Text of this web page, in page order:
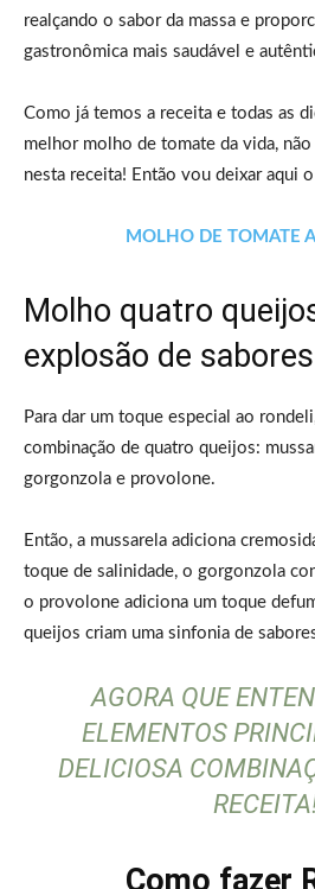
realçando o sabor da massa e
gastronômica mais saudável e
Como já temos a receita e todas as
melhor molho de tomate da vida,
nesta receita! Então vou deixar aqui
MOLHO DE TOMATE
Molho quatro
explosão de sabores
Para dar um toque especial ao
combinação de quatro queijos:
gorgonzola e provolone.
Então, a mussarela adiciona
toque de salinidade, o gorgonzola
o provolone adiciona um toque
queijos criam uma sinfonia de
AGORA QUE
ELEMENTOS
DELICIOSA
Como fazer